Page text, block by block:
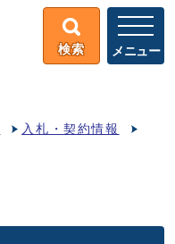
検索 メニュー
入札・契約情報